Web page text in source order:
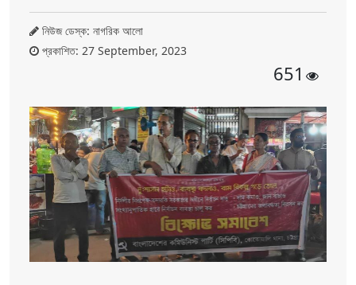
নিউজ ডেস্ক: নাগরিক আলো
প্রকাশিত: 27 September, 2023
651